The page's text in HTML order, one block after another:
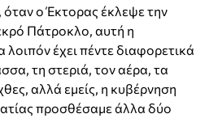
όταν ο Έκτορας έκλεψε την
Πάτροκλο, αυτή η
λοιπόν έχει πέντε διαφορετικά
τη στεριά, τον αέρα, τα
αλλά εμείς, η κυβέρνηση
προσθέσαμε άλλα δύο